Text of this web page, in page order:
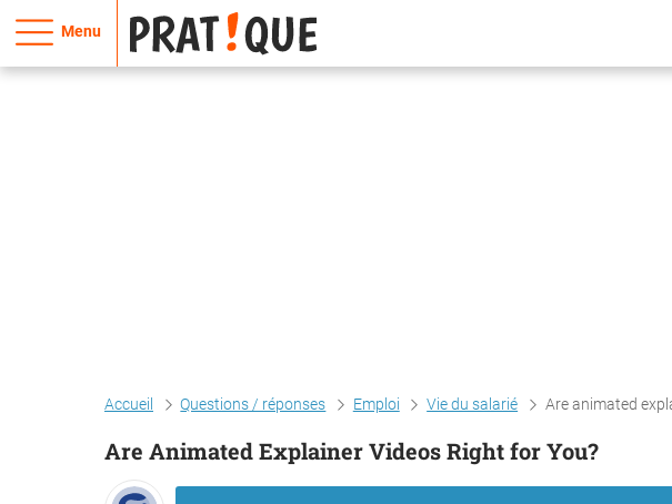
Menu
Accueil Questions / réponses Emploi Vie du salarié Are animated
Are Animated Explainer Videos Right for You?